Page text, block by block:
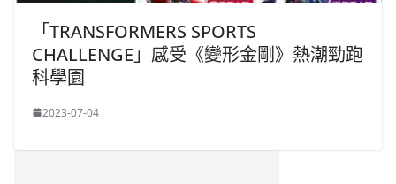
「TRANSFORMERS SPORTS
CHALLENGE」感受《變形金剛》熱潮勁跑
科學園
2023-07-04